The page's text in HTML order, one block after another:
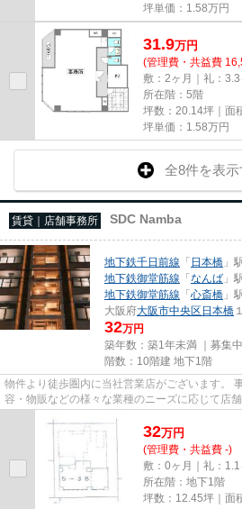
坪単価： 1.58万円
31.9万円
(管理費・共益費
敷：2ヶ月｜礼：3.3
所在階：5階
坪数：20.14坪｜面
坪単価： 1.58万円
全8件を表示
賃貸｜店舗事務所 SDC Namba
地下鉄千日前線 「 日本橋 」
地下鉄御堂筋線 「なんば 」
地下鉄御堂筋線 「心斎橋 」
大阪府大阪市中央区日本橋
32万円
築年数：築1年未満 ｜募集中
階数：10階建 地下1階
物件より徒歩圏内に当社営業店がございます。
容・物販などの様々な業種のニーズに応じて店
尚、弊社ではおとり広告は一切...
32万円
(管理費・共益費 -)
敷：0ヶ月｜礼：1.1
所在階：地下1階
坪数：12.45坪｜面